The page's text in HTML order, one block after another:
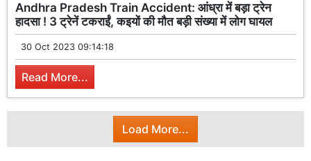
Andhra Pradesh Train Accident: आंध्रा में बड़ा ट्रेन
हादसा ! 3 ट्रेनें टकराईं, कइयों की मौत बड़ी संख्या में लोग घायल
30 Oct 2023 09:14:18
Read More...
Load More...